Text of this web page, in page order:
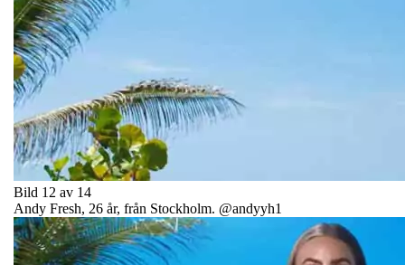
Bild 12 av 14
Andy Fresh, 26 år, från Stockholm. @andyyh1